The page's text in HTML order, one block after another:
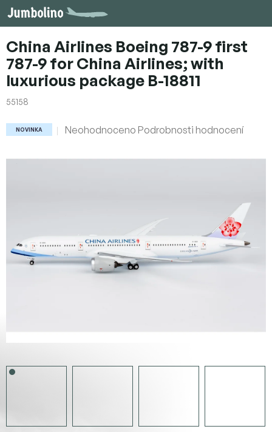
Přejít
na
China Airlines Boeing 787-9 first
787-9 for China Airlines; with
luxurious package B-18811
55158
NOVINKA
Průměrné
Neohodnoceno Podrobnosti hodnocení